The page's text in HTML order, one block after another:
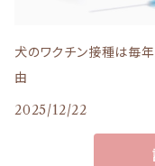
NATURE DELI（ナチュール
ピリカメディカルサロン
パーフェクション
犬のワクチン接種は毎
由
2025/12/22